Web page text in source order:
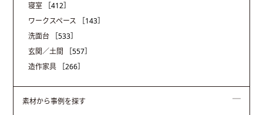
寝室
［412］
ワークスペース
［143］
洗面台
［533］
玄関／土間
［557］
造作家具
［266］
素材から事例を探す